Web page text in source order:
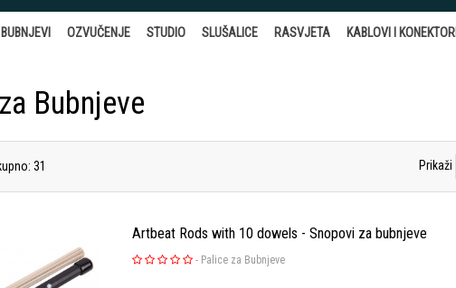
BUBNJEVI OZVUČENJE STUDIO SLUŠALICE RASVJETA KABLOVI I KONEKTORI
Bubnjeve
31 Prikaži
Artbeat Rods with 10 dowels - Snopovi za bubnjeve
- Palice za Bubnjeve